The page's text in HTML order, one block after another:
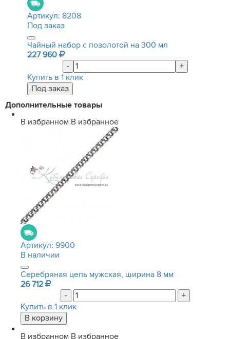
Артикул: 8208
Под заказ
Чайный набор с позолотой на 300 мл
227 960
-
+
Купить в 1 клик
Дополнительные товары
В избранном В избранное
Артикул: 9900
В наличии
Серебряная цепь мужская, ширина 8 мм
26 712
-
+
Купить в 1 клик
В избранном В избранное